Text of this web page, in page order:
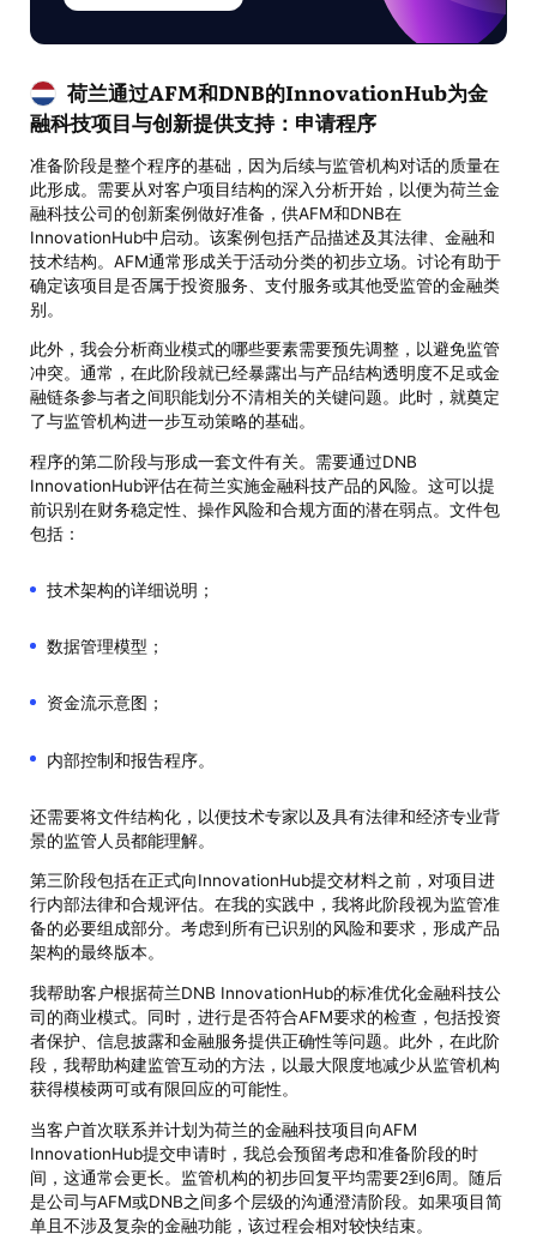
荷兰通过AFM和DNB的InnovationHub为金
融科技项目与创新提供支持：申请程序
准备阶段是整个程序的基础，因为后续与监管机构对话的质量在
此形成。需要从对客户项目结构的深入分析开始，以便为荷兰金
融科技公司的创新案例做好准备，供AFM和DNB在
InnovationHub中启动。该案例包括产品描述及其法律、金融和
技术结构。AFM通常形成关于活动分类的初步立场。讨论有助于
确定该项目是否属于投资服务、支付服务或其他受监管的金融类
别。
此外，我会分析商业模式的哪些要素需要预先调整，以避免监管
冲突。通常，在此阶段就已经暴露出与产品结构透明度不足或金
融链条参与者之间职能划分不清相关的关键问题。此时，就奠定
了与监管机构进一步互动策略的基础。
程序的第二阶段与形成一套文件有关。需要通过DNB
InnovationHub评估在荷兰实施金融科技产品的风险。这可以提
前识别在财务稳定性、操作风险和合规方面的潜在弱点。文件包
包括：
技术架构的详细说明；
数据管理模型；
资金流示意图；
内部控制和报告程序。
还需要将文件结构化，以便技术专家以及具有法律和经济专业背
景的监管人员都能理解。
第三阶段包括在正式向InnovationHub提交材料之前，对项目进
行内部法律和合规评估。在我的实践中，我将此阶段视为监管准
备的必要组成部分。考虑到所有已识别的风险和要求，形成产品
架构的最终版本。
我帮助客户根据荷兰DNB InnovationHub的标准优化金融科技公
司的商业模式。同时，进行是否符合AFM要求的检查，包括投资
者保护、信息披露和金融服务提供正确性等问题。此外，在此阶
段，我帮助构建监管互动的方法，以最大限度地减少从监管机构
获得模棱两可或有限回应的可能性。
当客户首次联系并计划为荷兰的金融科技项目向AFM
InnovationHub提交申请时，我总会预留考虑和准备阶段的时
间，这通常会更长。监管机构的初步回复平均需要2到6周。随后
是公司与AFM或DNB之间多个层级的沟通澄清阶段。如果项目简
单且不涉及复杂的金融功能，该过程会相对较快结束。